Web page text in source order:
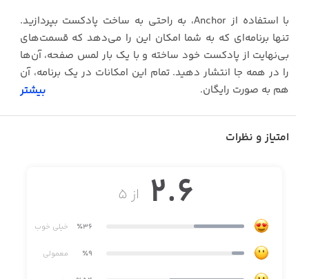
با استفاده از Anchor، به راحتی به ساخت پادکست بپردازید.
تنها برنامه‌ای که به شما امکان این را می‌دهد که قسمت‌های
بی‌نهایت از پادکست خود ساخته و با یک بار لمس صفحه، آن‌ها
را در همه جا انتشار دهید. تمام این امکانات در یک برنامه، آن
هم به صورت رایگان.
پادکست خود را بسازید
که قبلاً ضبط کرده‌اید را به برنامه وارد کنید
· فرقی نمی‌کند که همکاران و مهمانان پادکست شما در چه
نقطه‌ای از دنیا هستند؛ حال می‌توانید با استفاده از این برنامه،
به راحتی به ضبط پادکست با آن‌ها مشغول شوید
بیشتر
امتیاز و نظرات
از ۵ 2.6
٪36 خیلی خوب
٪9 معمولی